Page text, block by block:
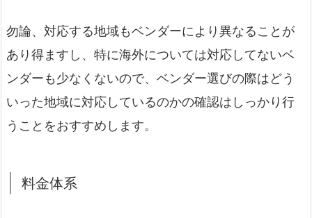
勿論、対応する地域もベンダーにより異なることが
あり得ますし、特に海外については対応してないベ
ンダーも少なくないので、ベンダー選びの際はどう
いった地域に対応しているのかの確認はしっかり行
うことをおすすめします。
料金体系